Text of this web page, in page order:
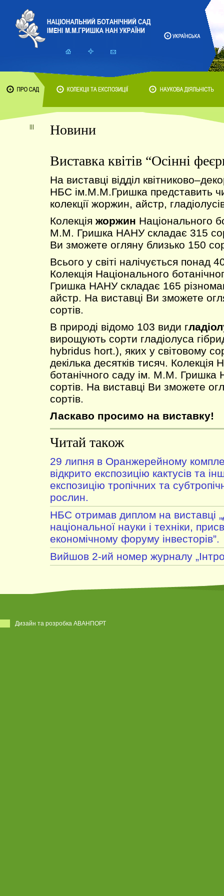
Новини
Виставка квітів “Осінні
На виставці відділ
НБС ім.М.М.Гришка представить
колекції жоржин, айстр,
Колекція жоржин Національного
М.М. Гришка НАНУ складає 315
Ви зможете огляну близько 150
Всього у світі налічується понад
Колекція Національного
Гришка НАНУ складає 165
айстр. На виставці Ви зможете
сортів.
В природі відомо 103 види г
вирощують сорти гладіолуса
hybridus hort.), яких у світовому
декілька десятків тисяч. Колекція
ботанічного саду ім. М.М. Гришка
сортів. На виставці Ви зможете
сортів.
Ласкаво просимо на виставку!
Читай також
29 липня в Оранжерейному
відкрито експозицію кактусів та
експозицію тропічних та
рослин.
НБС отримав диплом на виставці
національної науки і техніки,
економічному форуму інвесторів”.
Вийшов 2-ий номер журналу
Дизайн та розробка АВАНПОРТ